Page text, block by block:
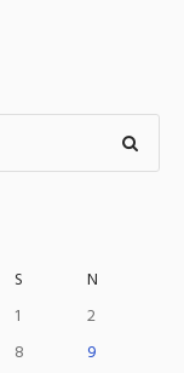
S
N
1
2
8
9